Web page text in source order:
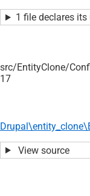
1 file declares its
src/EntityClone/
17
View source